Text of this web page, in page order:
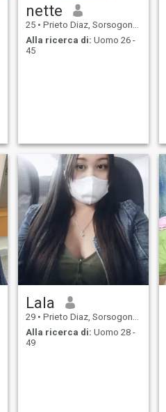
nette
25 • Prieto Diaz, Sorsogon, Filippine
Alla ricerca di: Uomo 26 -
45
Lala
29 • Prieto Diaz, Sorsogon, Filippine
Alla ricerca di: Uomo 28 -
49